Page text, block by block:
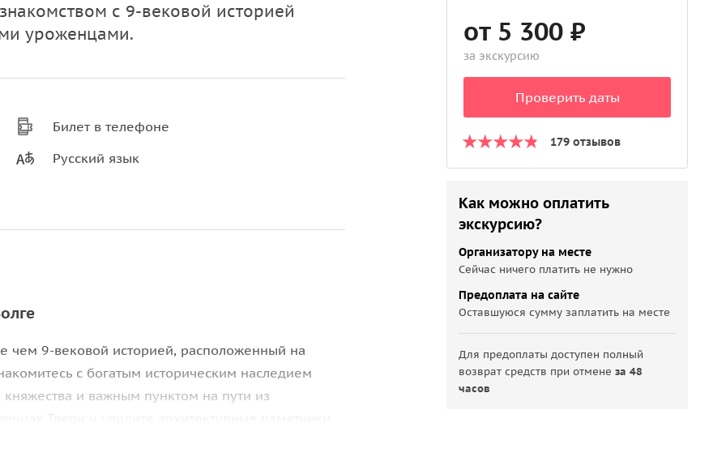
с 9-вековой историей
уроженцами.
Билет в телефоне
Русский язык
чем 9-вековой историей, расположенный на
с богатым историческим наследием
и важным пунктом на пути из
от 5 300 ₽
за экскурсию
Проверить даты
179 отзывов
Как можно оплатить
экскурсию?
Организатору на месте
Сейчас ничего платить не нужно
Предоплата на сайте
Оставшуюся сумму заплатить на месте
Для предоплаты доступен полный
возврат средств при отменеза 48
часов